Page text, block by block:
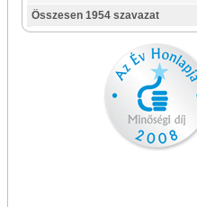
Összesen 1954 szavazat